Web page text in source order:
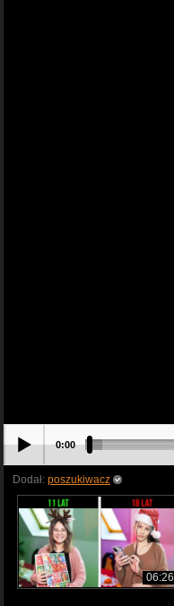
0:00
Dodał: poszukiwacz
06:26